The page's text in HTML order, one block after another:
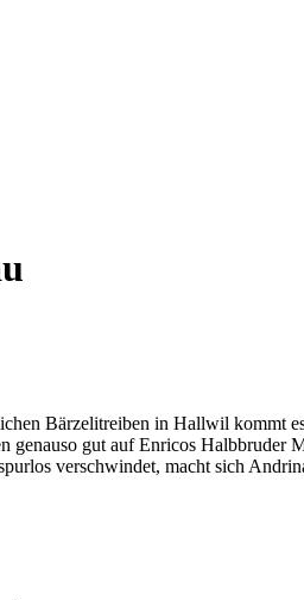
Bärzelitreiben in Hallwil kommt
genauso gut auf Enricos
verschwindet, macht sich